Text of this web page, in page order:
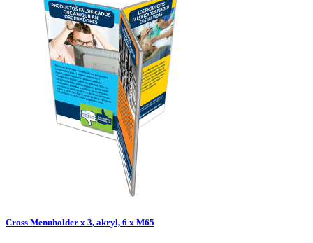
has
multiple
variants.
The
options
may
be
chosen
on
the
product
Cross Menuholder x 3, akryl, 6 x M65